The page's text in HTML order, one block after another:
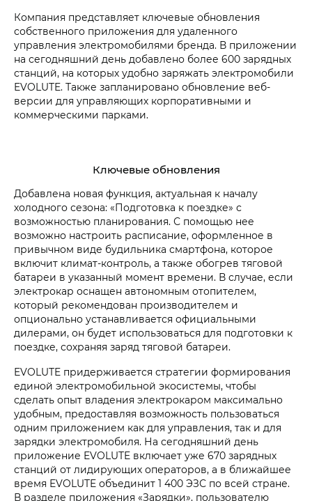
Компания представляет ключевые обновления
собственного приложения для удаленного
управления электромобилями бренда. В приложении
на сегодняшний день добавлено более 600 зарядных
станций, на которых удобно заряжать электромобили
EVOLUTE. Также запланировано обновление веб-
версии для управляющих корпоративными и
коммерческими парками.
Ключевые обновления
Добавлена новая функция, актуальная к началу
холодного сезона: «Подготовка к поездке» с
возможностью планирования. С помощью нее
возможно настроить расписание, оформленное в
привычном виде будильника смартфона, которое
включит климат-контроль, а также обогрев тяговой
батареи в указанный момент времени. В случае, если
электрокар оснащен автономным отопителем,
который рекомендован производителем и
опционально устанавливается официальными
дилерами, он будет использоваться для подготовки к
поездке, сохраняя заряд тяговой батареи.
EVOLUTE придерживается стратегии формирования
единой электромобильной экосистемы, чтобы
сделать опыт владения электрокаром максимально
удобным, предоставляя возможность пользоваться
одним приложением как для управления, так и для
зарядки электромобиля. На сегодняшний день
приложение EVOLUTE включает уже 670 зарядных
станций от лидирующих операторов, а в ближайшее
время EVOLUTE объединит 1 400 ЭЗС по всей стране.
В разделе приложения «Зарядки», пользователю